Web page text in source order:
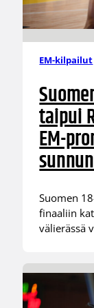
EM-kilpailut
taipui
EM-
Suomen
finaaliin
välierässä